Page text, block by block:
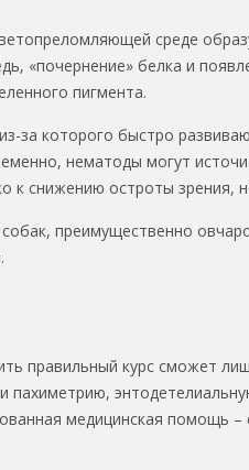
среде
«почернение» белка и
пигмента.
за которого быстро
нематоды могут
к снижению остроты зрения,
собак, преимущественно
правильный курс сможет
медицинская помощь –